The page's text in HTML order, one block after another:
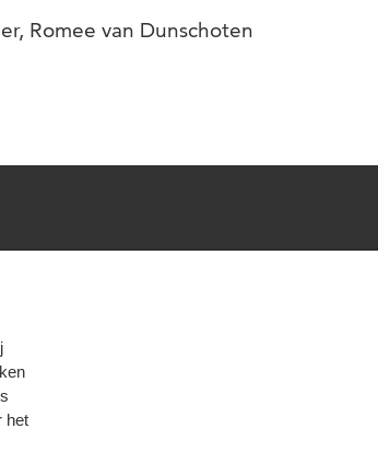
het
Romee van Dunschoten